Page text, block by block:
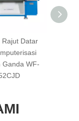
Rajut Datar
Ganda WF-